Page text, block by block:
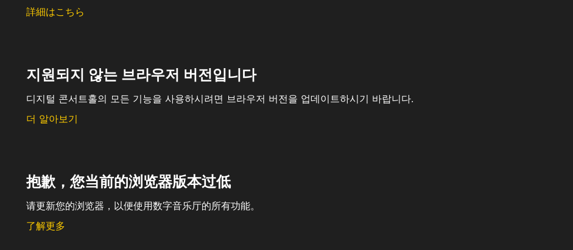
詳細はこちら
지원되지 않는 브라우저 버전입니다
디지털 콘서트홀의 모든 기능을 사용하시려면 브라우저 버전을 업데이트하시기 바랍니다.
더 알아보기
抱歉，您当前的浏览器版本过低
请更新您的浏览器，以便使用数字音乐厅的所有功能。
了解更多